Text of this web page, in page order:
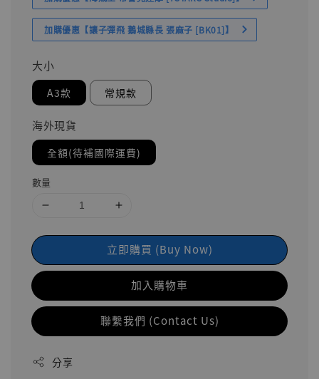
加購優惠【讓子彈飛 鵝城縣長 張麻子 [BK01]】
大小
A3款 常規款
海外現貨
全額(待補國際運費)
數量
立即購買 (Buy Now)
加入購物車
聯繫我們 (Contact Us)
分享